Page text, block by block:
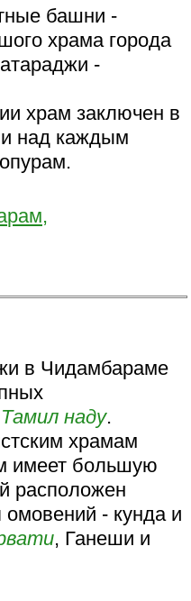
башни -
храма города
-
храм заключен в
и над каждым
в Чидамбараме
Тамил наду.
храмам
имеет большую
расположен
- кунда и
, Ганеши и